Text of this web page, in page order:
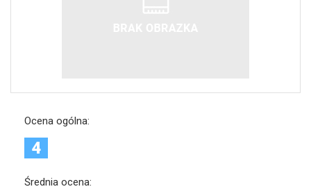
Ocena ogólna:
4
Średnia ocena: